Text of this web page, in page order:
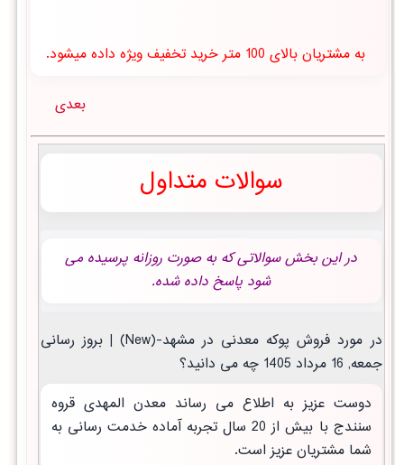
به مشتریان بالای 100 متر خرید تخفیف ویژه داده میشود.
بعدی
سوالات متداول
در این بخش سوالاتی که به صورت روزانه پرسیده می
شود پاسخ داده شده.
در مورد فروش پوکه معدنی در مشهد-(New) | بروز رسانی
جمعه, 16 مرداد 1405 چه می دانید؟
دوست عزیز به اطلاع می رساند معدن المهدی قروه
سنندج با بیش از 20 سال تجربه آماده خدمت رسانی به
شما مشتریان عزیز است.